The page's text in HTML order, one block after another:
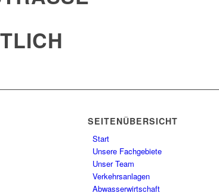
SEITENÜBERSICHT
Start
Unsere Fachgebiete
Unser Team
Verkehrsanlagen
Abwasserwirtschaft